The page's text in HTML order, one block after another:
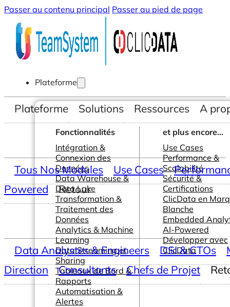
Passer au contenu principal Passer au pied de page
Plateforme
Fonctionnalités
Intégration &
Connexion des
Données
Data Warehouse &
Data Lake
Transformation &
Traitement des
Données
Analytics & Machine
Learning
Data Streaming et
Sharing
Tableaux de Bord &
Rapports
Automatisation &
Alertes
et plus encore...
Use Cases
Performance &
Scalabilité
Sécurité &
Certifications
ClicData en
Blanche
Embedded
AI-Powered
Développer avec
ClicData
Plateforme Solutions Ressources A
Tous Nos Modules Use Cases
Powered
Retour
Data Analystes & Engineers DSI & CTOs
Direction
Consultants Chefs de Projet